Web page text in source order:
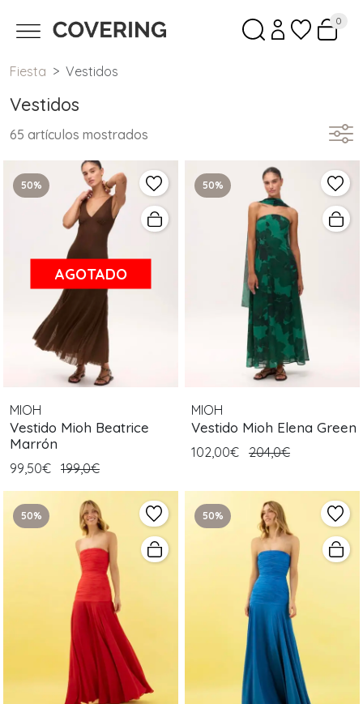
0
Fiesta Vestidos
Vestidos
65 artículos mostrados
50%
AGOTADO
MIOH
Vestido Mioh Beatrice
Marrón
99,50€ 199,0€
50%
MIOH
Vestido Mioh Elena Green
102,00€ 204,0€
50% 50%